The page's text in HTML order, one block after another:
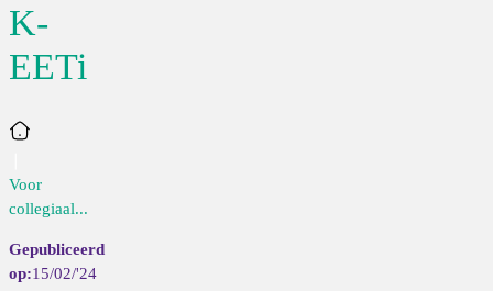
K-
EETi
Home
Voor
collegiaal...
15/02/'24